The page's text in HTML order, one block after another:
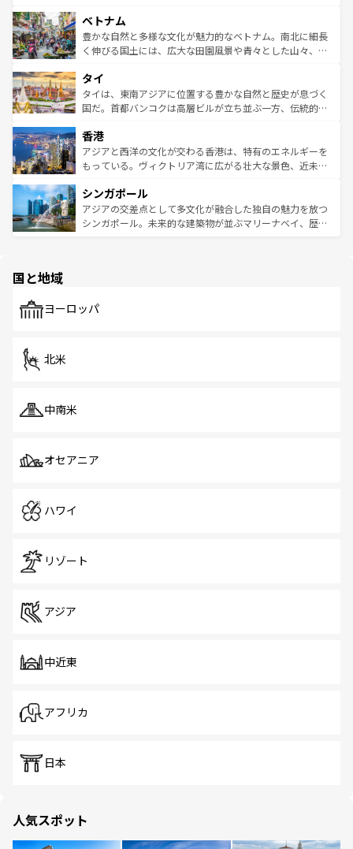
参照してほしい。
容にもいいと評判のスイーツなど、バラエティ豊かな料理
が味わえる。 なお、新着の台湾情報は コンテンツ一覧を参
照してほしい。
き、地方に足を延ばせば四季折々の自然美を楽しむことが
できる。そして、キムチや焼肉、絶品のストリートフード
まで、さまざまな韓国料理が待っている。夜には、韓国な
リティに包まれながら、韓国の多彩な魅力を心ゆくまで味
わってみてほしい。 なお、新着の韓国情報はコンテンツ一
覧を参照してほしい。
ベトナム
豊かな自然と多様な文化が魅力的なベトナム。南北に細長
く伸びる国土には、広大な田園風景や青々とした山々、世
急速な発展と共に伝統が息づく。ハノイの古い町並みやホ
ーチミン市のフランス統治時代の建物も、独特の雰囲気を
醸し出している。また、バラエティの豊かさとおいしさで
とつ。フォーやバインミー、ベトナムコーヒーなどは、ぜ
ひ現地で味わいたい。どの地域を訪れてもあたたかい人々
が旅行者を迎えてくれるので、きっと忘れられない旅にな
参照してほしい。
タイ
タイは、東南アジアに位置する豊かな自然と歴史が息づく
国だ。首都バンコクは高層ビルが立ち並ぶ一方、伝統的な
の活気が交差している。北部ではチェンマイなどの山岳地
帯で自然と触れ合い、南部ではプーケットやクラビの美し
いビーチでリゾート気分を楽しむことができる。タイ料理
激する。気候は一年中温暖で、どの季節にも異なる楽しみ
が待っている。親しみやすいタイの人々、仏教を中心とし
た文化、そして多様な観光資源が、訪れる旅人を魅了し続
香港
アジアと西洋の文化が交わる香港は、特有のエネルギーを
もっている。ヴィクトリア湾に広がる壮大な景色、近未来
み、どこを訪れても感動するはず。観光スポットが密集し
ており、効率よく見どころを回れるのも魅力。息をのむよ
うな絶景から文化的な体験まで、香港を存分に楽しみ尽く
シンガポール
アジアの交差点として多文化が融合した独自の魅力を放つ
シンガポール。未来的な建築物が並ぶマリーナベイ、歴史
で、ホーカーズは地元の風情を楽しめる外せないスポット
国と地域
ヨーロッパ
北米
中南米
オセアニア
ハワイ
リゾート
アジア
中近東
アフリカ
日本
人気スポット